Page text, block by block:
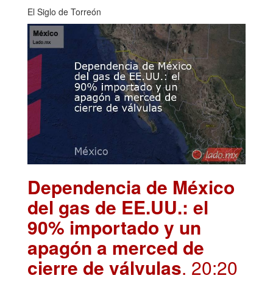
El Siglo de Torreón
Dependencia de México
del gas de EE.UU.: el
90% importado y un
apagón a merced de
cierre de válvulas. 20:20